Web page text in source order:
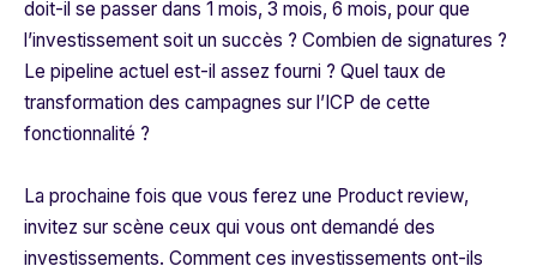
doit-il se passer dans 1 mois, 3 mois, 6 mois, pour que
l’investissement soit un succès ? Combien de signatures ?
Le pipeline actuel est-il assez fourni ? Quel taux de
transformation des campagnes sur l’ICP de cette
fonctionnalité ?
La prochaine fois que vous ferez une Product review,
invitez sur scène ceux qui vous ont demandé des
investissements. Comment ces investissements ont-ils